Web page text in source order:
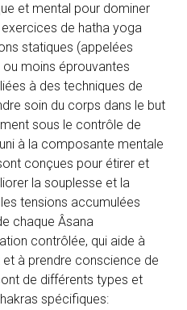
et mental pour dominer
de hatha yoga
statiques (appelées
moins éprouvantes
à des techniques de
soin du corps dans le but
sous le contrôle de
à la composante mentale
conçues pour étirer et
la souplesse et la
tensions accumulées
chaque Âsana
contrôlée, qui aide à
à prendre conscience de
de différents types et
spécifiques: